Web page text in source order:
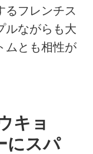
るフレンチス
ルながらも大
ムとも相性が
キョ
にスパ